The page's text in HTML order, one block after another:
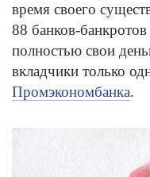
время своего
88 банков-
полностью свои
вкладчики только
Промэкономбанка.